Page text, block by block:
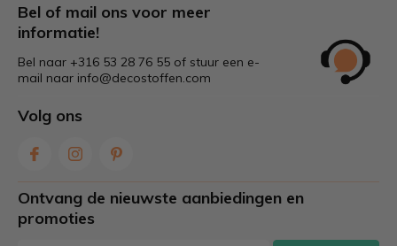
Bel of mail ons voor meer
informatie!
Bel naar +316 53 28 76 55 of stuur een e-
mail naar info@decostoffen.com
Volg ons
Ontvang de nieuwste aanbiedingen en
promoties